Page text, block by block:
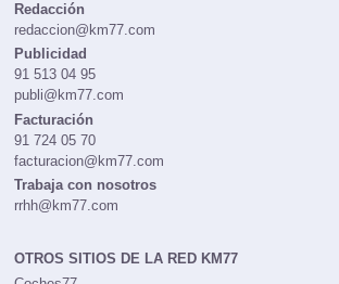
Redacción
redaccion@km77.com
Publicidad
91 513 04 95
publi@km77.com
Facturación
91 724 05 70
facturacion@km77.com
Trabaja con nosotros
rrhh@km77.com
OTROS SITIOS DE LA RED KM77